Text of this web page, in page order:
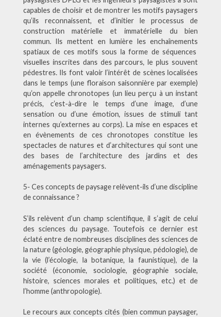
capables de choisir et de montrer les motifs paysagers
qu’ils reconnaissent, et d’initier le processus de
construction matérielle et immatérielle du bien
commun. Ils mettent en lumière les enchaînements
spatiaux de ces motifs sous la forme de séquences
visuelles inscrites dans des parcours, le plus souvent
pédestres. Ils font valoir l’intérêt de scènes localisées
dans le temps (une floraison saisonnière par exemple)
qu’on appelle chronotopes (un lieu perçu à un instant
précis, c’est-à-dire le temps d’une image, d’une
sensation ou d’une émotion, issues de stimuli tant
internes qu’externes au corps). La mise en espaces et
en évènements de ces chronotopes constitue les
spectacles de natures et d’architectures qui sont une
des bases de l’architecture des jardins et des
aménagements paysagers.
5- Ces concepts de paysage relèvent-ils d’une discipline
de connaissance ?
S’ils relèvent d’un champ scientifique, il s’agit de celui
des sciences du paysage. Toutefois ce dernier est
éclaté entre de nombreuses disciplines des sciences de
la nature (géologie, géographie physique, pédologie), de
la vie (l’écologie, la botanique, la faunistique), de la
société (économie, sociologie, géographie sociale,
histoire, sciences morales et politiques, etc.) et de
l’homme (anthropologie).
Le recours aux concepts cités (bien commun paysager,